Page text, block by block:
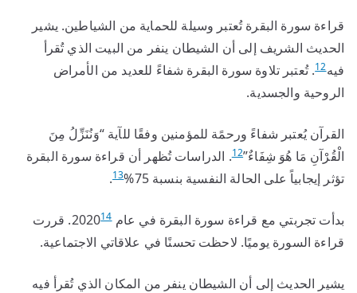
قراءة سورة البقرة تُعتبر وسيلة للحماية من الشياطين. يشير
الحديث الشريف إلى أن الشيطان ينفر من البيت الذي تُقرأ
فيه12. تُعتبر تلاوة سورة البقرة شفاءً للعديد من الأمراض
الروحية والجسدية.
القرآن يُعتبر شفاءً ورحمًة للمؤمنين وفقًا للآية “وَنُنَزِّلُ مِنَ
الْقُرْآنِ مَا هُوَ شِفَاءٌ”12. الدراسات تُظهر أن قراءة سورة البقرة
تؤثر إيجابياً على الحالة النفسية بنسبة 75%
13
.
بدأت تجربتي مع قراءة سورة البقرة في عام 202014
. قررت
قراءة السورة يوميًا. لاحظت تحسنًا في علاقاتي الاجتماعية.
يشير الحديث إلى أن الشيطان ينفر من المكان الذي تُقرأ فيه